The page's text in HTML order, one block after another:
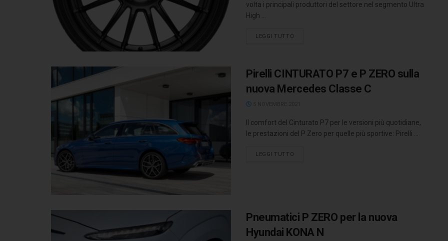
volta i principali produttori del settore nel segmento Ultra
High ...
LEGGI TUTTO
Pirelli CINTURATO P7 e P ZERO sulla
nuova Mercedes Classe C
Il comfort del Cinturato P7 per le versioni più quotidiane,
le prestazioni del P Zero per quelle più sportive: Pirelli ...
LEGGI TUTTO
Pneumatici P ZERO per la nuova
Hyundai KONA N